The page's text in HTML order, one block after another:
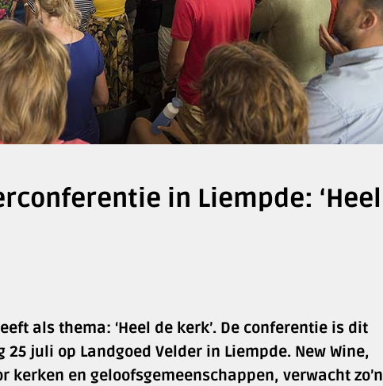
in Liempde: ‘Heel
als thema: ‘Heel de kerk’. De conferentie is dit
juli op Landgoed Velder in Liempde. New Wine,
kerken en geloofsgemeenschappen, verwacht zo’n